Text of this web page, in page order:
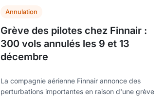
Annulation
Grève des pilotes chez Finnair :
300 vols annulés les 9 et 13
décembre
La compagnie aérienne Finnair annonce des
perturbations importantes en raison d'une grève